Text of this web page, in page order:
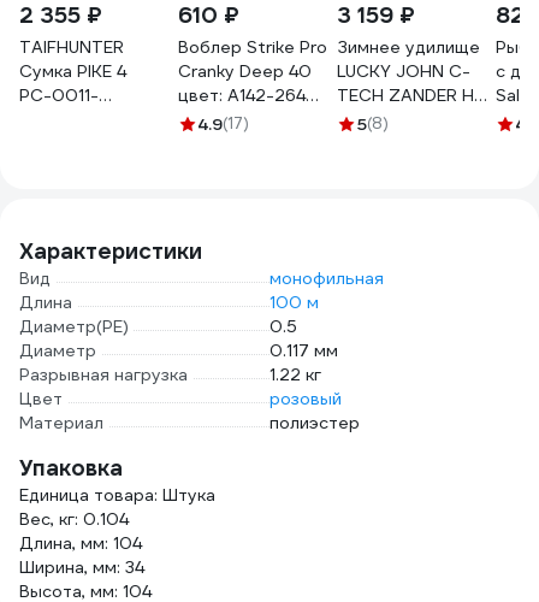
2 355 ₽
TAIFHUNTER
Сумка PIKE 4
РС-0011-
610 ₽
Воблер Strike Pro
Cranky Deep 40
цвет: A142-264
Arctic Char EG-
4.9(17)
3 159 ₽
Зимнее удилище
LUCKY JOHN C-
TECH ZANDER HT
64см LJ109-02
5(8)
с
4.6
Характеристики
Вид
монофильная
Длина
100 м
Диаметр(PE)
0.5
Диаметр
0.117 мм
Разрывная нагрузка
1.22 кг
Цвет
розовый
Материал
полиэстер
Упаковка
Единица товара: Штука
Вес, кг: 0.104
Длина, мм: 104
Ширина, мм: 34
Высота, мм: 104